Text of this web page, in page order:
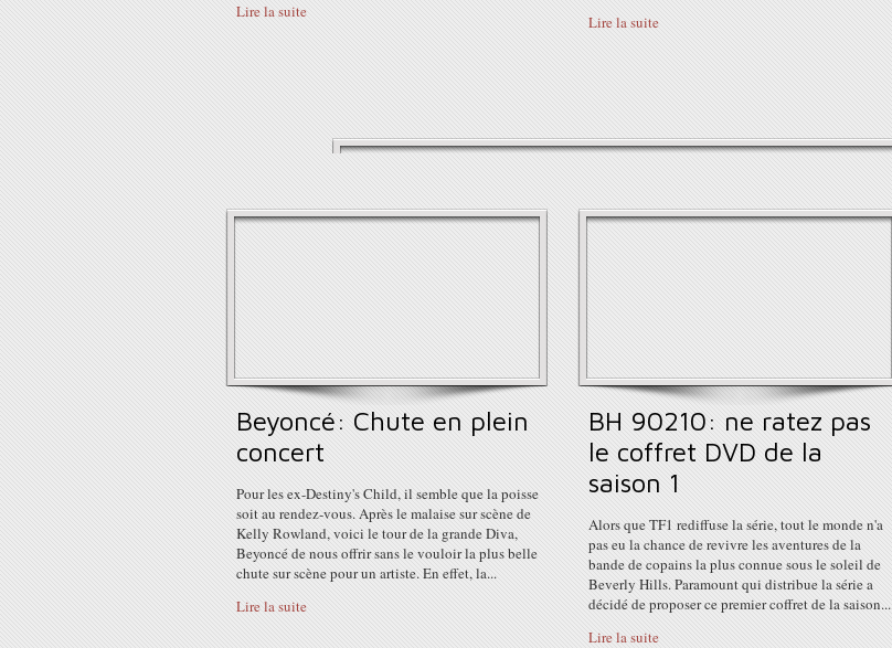
Lire la suite
Lire la suite
Beyoncé: Chute en plein
concert
Pour les ex-Destiny's Child, il semble que la poisse
soit au rendez-vous. Après le malaise sur scène de
Kelly Rowland, voici le tour de la grande Diva,
Beyoncé de nous offrir sans le vouloir la plus belle
chute sur scène pour un artiste. En effet, la...
Lire la suite
BH 90210: ne ratez pas
le coffret DVD de la
saison 1
Alors que TF1 rediffuse la série, tout le monde n'a
pas eu la chance de revivre les aventures de la
bande de copains la plus connue sous le soleil de
Beverly Hills. Paramount qui distribue la série a
décidé de proposer ce premier coffret de la saison...
Lire la suite